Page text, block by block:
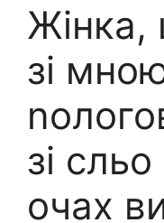
зі
зі
очах